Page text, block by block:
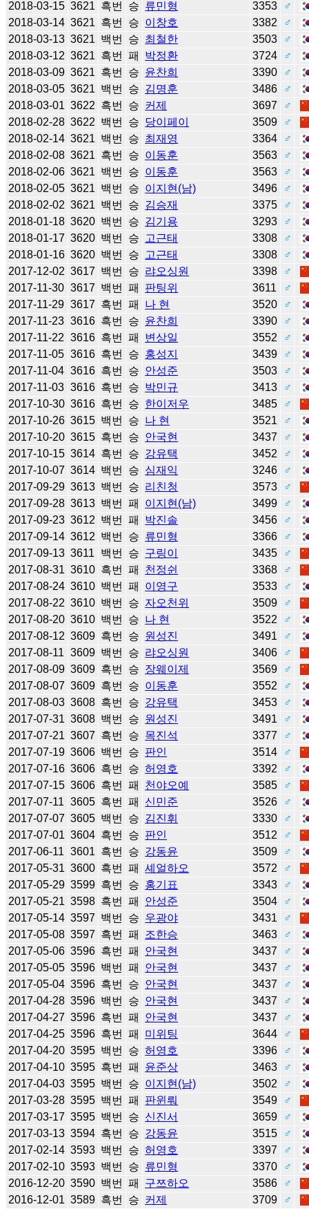
2018-03-15 3621 흑번 승 류민형 3353
♂
2018-03-14 3621 흑번 승 이창호 3382
♂
2018-03-13 3621 백번 승 최철한 3503
♂
2018-03-12 3621 흑번 패 박정환 3724
♂
2018-03-09 3621 흑번 승 윤찬희 3390
♂
2018-03-05 3621 백번 승 김명훈 3486
♂
2018-03-01 3622 흑번 승 커제 3697
♂
2018-02-28 3622 백번 승 당이페이 3509
♂
2018-02-14 3621 백번 승 최재영 3364
♂
2018-02-08 3621 흑번 승 이동훈 3563
♂
2018-02-06 3621 백번 승 이동훈 3563
♂
2018-02-05 3621 백번 승 이지현(남) 3496
♂
2018-02-02 3621 백번 승 김승재 3375
♂
2018-01-18 3620 백번 승 김기용 3293
♂
2018-01-17 3620 백번 승 고근태 3308
♂
2018-01-16 3620 백번 승 고근태 3308
♂
2017-12-02 3617 백번 승 랴오싱원 3398
♂
2017-11-30 3617 백번 패 판팅위 3611
♂
2017-11-29 3617 흑번 패 나 현 3520
♂
2017-11-23 3616 흑번 승 윤찬희 3390
♂
2017-11-22 3616 흑번 패 변상일 3552
♂
2017-11-05 3616 흑번 승 홍성지 3439
♂
2017-11-04 3616 흑번 승 안성준 3503
♂
2017-11-03 3616 흑번 승 박민규 3413
♂
2017-10-30 3616 흑번 승 한이저우 3485
♂
2017-10-26 3615 백번 승 나 현 3521
♂
2017-10-20 3615 흑번 승 안국현 3437
♂
2017-10-15 3614 흑번 승 강유택 3452
♂
2017-10-07 3614 백번 승 심재익 3246
♂
2017-09-29 3613 백번 승 리친청 3573
♂
2017-09-28 3613 백번 패 이지현(남) 3499
♂
2017-09-23 3612 백번 패 박진솔 3456
♂
2017-09-14 3612 백번 승 류민형 3366
♂
2017-09-13 3611 백번 승 구링이 3435
♂
2017-08-31 3610 흑번 패 천정쉰 3368
♂
2017-08-24 3610 백번 패 이영구 3533
♂
2017-08-22 3610 백번 승 자오천위 3509
♂
2017-08-20 3610 백번 승 나 현 3522
♂
2017-08-12 3609 흑번 승 원성진 3491
♂
2017-08-11 3609 백번 승 랴오싱원 3406
♂
2017-08-09 3609 흑번 승 장웨이제 3569
♂
2017-08-07 3609 흑번 승 이동훈 3552
♂
2017-08-03 3608 흑번 승 강유택 3453
♂
2017-07-31 3608 백번 승 원성진 3491
♂
2017-07-21 3607 흑번 승 목진석 3377
♂
2017-07-19 3606 백번 승 판인 3514
♂
2017-07-16 3606 흑번 승 허영호 3392
♂
2017-07-15 3606 흑번 패 천야오예 3585
♂
2017-07-11 3605 흑번 패 신민준 3526
♂
2017-07-07 3605 백번 승 김진휘 3330
♂
2017-07-01 3604 흑번 승 판인 3512
♂
2017-06-11 3601 흑번 승 강동윤 3509
♂
2017-05-31 3600 흑번 패 셰얼하오 3572
♂
2017-05-29 3599 흑번 승 홍기표 3343
♂
2017-05-21 3598 흑번 패 안성준 3504
♂
2017-05-14 3597 백번 승 우광야 3431
♂
2017-05-08 3597 흑번 패 조한승 3463
♂
2017-05-06 3596 흑번 패 안국현 3437
♂
2017-05-05 3596 백번 패 안국현 3437
♂
2017-05-04 3596 흑번 승 안국현 3437
♂
2017-04-28 3596 백번 승 안국현 3437
♂
2017-04-27 3596 흑번 패 안국현 3437
♂
2017-04-25 3596 흑번 패 미위팅 3644
♂
2017-04-20 3595 백번 승 허영호 3396
♂
2017-04-10 3595 흑번 패 윤준상 3463
♂
2017-04-03 3595 백번 승 이지현(남) 3502
♂
2017-03-28 3595 백번 패 판윈뤄 3549
♂
2017-03-17 3595 백번 승 신진서 3659
♂
2017-03-13 3594 흑번 승 강동윤 3515
♂
2017-02-14 3593 백번 승 허영호 3397
♂
2017-02-10 3593 백번 승 류민형 3370
♂
2016-12-20 3590 백번 패 구쯔하오 3586
♂
2016-12-01 3589 흑번 승 커제 3709
♂